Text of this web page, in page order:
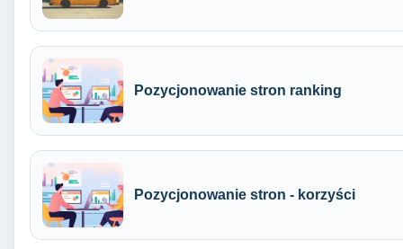
Pozycjonowanie stron ranking
Pozycjonowanie stron - korzyści